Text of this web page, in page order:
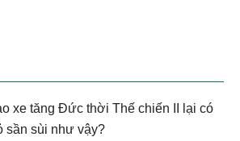
xe tăng Đức thời Thế chiến II lại có
sần sùi như vậy?